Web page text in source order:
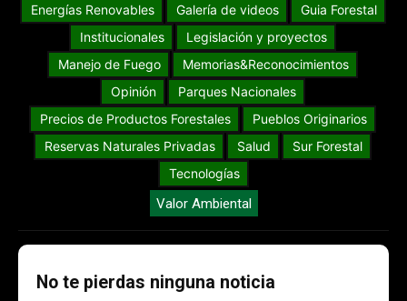
Energías Renovables
Galería de videos
Guia Forestal
Institucionales
Legislación y proyectos
Manejo de Fuego
Memorias&Reconocimientos
Opinión
Parques Nacionales
Precios de Productos Forestales
Pueblos Originarios
Reservas Naturales Privadas
Salud
Sur Forestal
Tecnologías
Valor Ambiental
No te pierdas ninguna noticia